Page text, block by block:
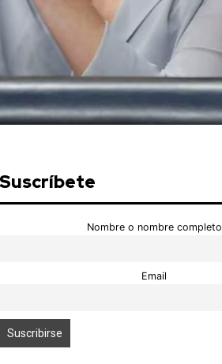
Suscríbete
Nombre o nombre completo
Email